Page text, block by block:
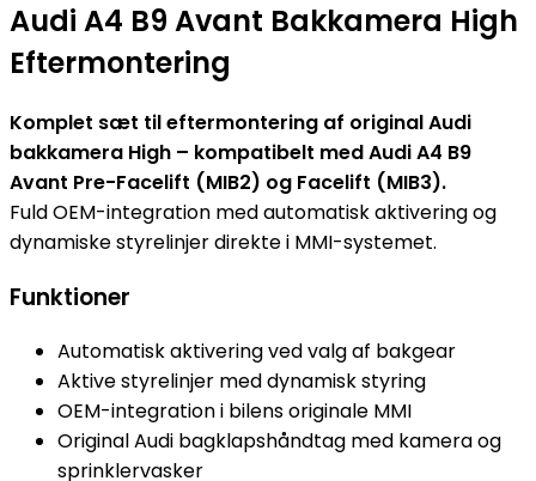
Audi A4 B9 Avant Bakkamera High
Eftermontering
Komplet sæt til eftermontering af original Audi
bakkamera High – kompatibelt med Audi A4 B9
Avant Pre-Facelift (MIB2) og Facelift (MIB3).
Fuld OEM-integration med automatisk aktivering og
dynamiske styrelinjer direkte i MMI-systemet.
Funktioner
Automatisk aktivering ved valg af bakgear
Aktive styrelinjer med dynamisk styring
OEM-integration i bilens originale MMI
Original Audi bagklapshåndtag med kamera og
sprinklervasker